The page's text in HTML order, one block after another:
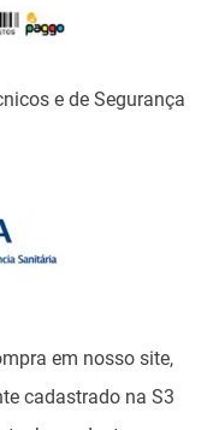
e de Segurança
em nosso site,
cadastrado na S3